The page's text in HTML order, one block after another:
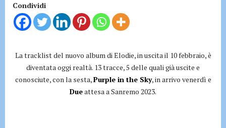
o
n
Condividi
La tracklist del nuovo album di Elodie, in uscita il 10 febbraio, è
diventata oggi realtà. 13 tracce, 5 delle quali già uscite e
conosciute, con la sesta,Purple in the Sky, in arrivo venerdì e
Dueattesa a Sanremo 2023.